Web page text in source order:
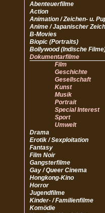
Abenteuerfilme
Action
Animation / Zeichen- u.
Anime / Japanischer
B-Movies
Biopic (Portraits)
Bollywood (Indische
Dokumentarfilme
Film
Geschichte
Gesellschaft
Kunst
Musik
Portrait
Special Interest
Sport
Umwelt
Drama
Erotik / Sexploitation
Fantasy
Film Noir
Gangsterfilme
Gay / Queer Cinema
Hongkong-Kino
Horror
Jugendfilme
Kinder- / Familienfilme
Komödie